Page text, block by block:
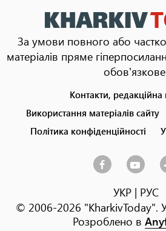
За умови повного або
матеріалів пряме
menu
Контакти, редакційна
Використання матеріалів сайту
Політика конфіденційності
УКР| РУС
© 2006-2026 "KharkivToday".
Розроблено в